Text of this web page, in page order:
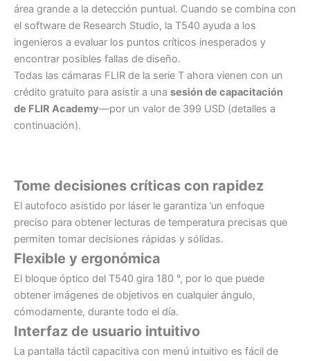
área grande a la detección puntual. Cuando se combina con
el software de Research Studio, la T540 ayuda a los
ingenieros a evaluar los puntos críticos inesperados y
encontrar posibles fallas de diseño.
Todas las cámaras FLIR de la serie T ahora vienen con un
crédito gratuito para asistir a una sesión de capacitación
de FLIR Academy—por un valor de 399 USD (detalles a
continuación).
Tome decisiones críticas con rapidez
El autofoco asistido por láser le garantiza ’un enfoque
preciso para obtener lecturas de temperatura precisas que
permiten tomar decisiones rápidas y sólidas.
Flexible y ergonómica
El bloque óptico del T540 gira 180 °, por lo que puede
obtener imágenes de objetivos en cualquier ángulo,
cómodamente, durante todo el día.
Interfaz de usuario intuitivo
La pantalla táctil capacitiva con menú intuitivo es fácil de